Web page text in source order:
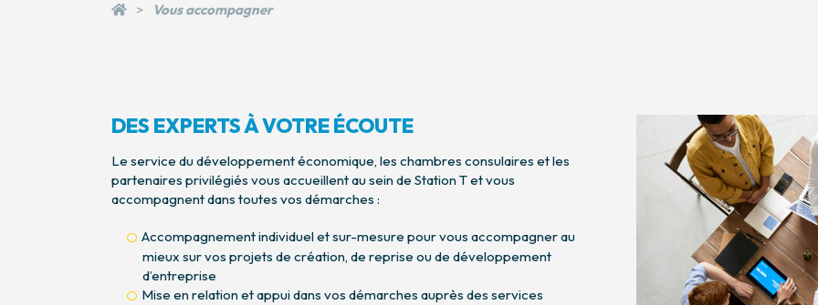
Vous accompagner
DES EXPERTS À VOTRE ÉCOUTE
Le service du développement économique, les chambres consulaires et les
partenaires privilégiés vous accueillent au sein de Station T et vous
accompagnent dans toutes vos démarches :
Accompagnement individuel et sur-mesure pour vous accompagner au
mieux sur vos projets de création, de reprise ou de développement
d’entreprise
Mise en relation et appui dans vos démarches auprès des services